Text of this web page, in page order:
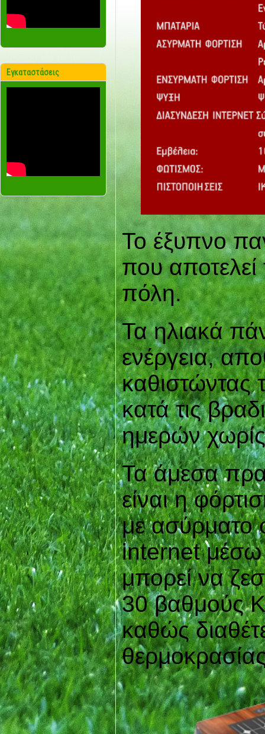
Εγκαταστάσεις
Το έξυπνο
που
πόλη.
Τα ηλιακά
ενέργεια,
καθιστώντας
κατά τις
ημερών
Τα άμεσα
είναι η
με ασύρματο
internet μέσω
μπορεί να
30 βαθμούς
καθώς